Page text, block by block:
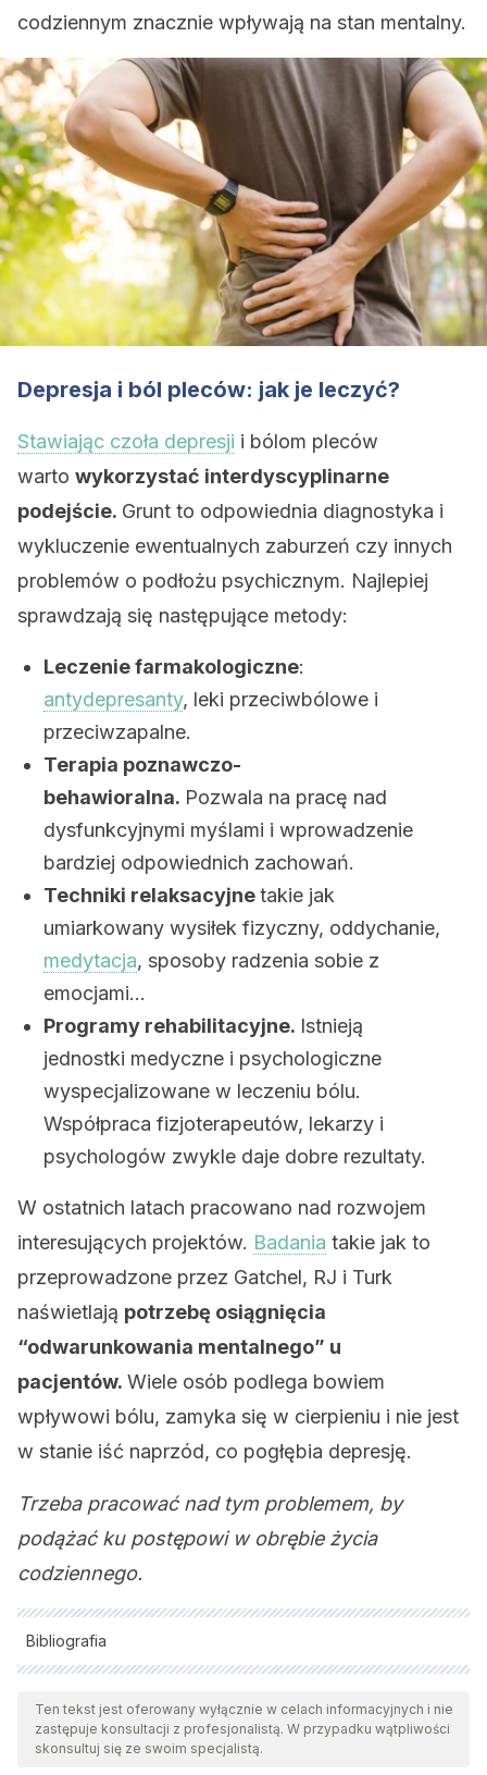
codziennym znacznie wpływają na stan mentalny.
Depresja i ból pleców: jak je leczyć?
Stawiając czoła depresji i bólom pleców
warto wykorzystać interdyscyplinarne
podejście. Grunt to odpowiednia diagnostyka i
wykluczenie ewentualnych zaburzeń czy innych
problemów o podłożu psychicznym. Najlepiej
sprawdzają się następujące metody:
Leczenie farmakologiczne:
antydepresanty, leki przeciwbólowe i
przeciwzapalne.
Terapia poznawczo-
behawioralna. Pozwala na pracę nad
dysfunkcyjnymi myślami i wprowadzenie
bardziej odpowiednich zachowań.
Techniki relaksacyjnetakie jak
umiarkowany wysiłek fizyczny, oddychanie,
medytacja, sposoby radzenia sobie z
emocjami…
Programy rehabilitacyjne. Istnieją
jednostki medyczne i psychologiczne
wyspecjalizowane w leczeniu bólu.
Współpraca fizjoterapeutów, lekarzy i
psychologów zwykle daje dobre rezultaty.
W ostatnich latach pracowano nad rozwojem
interesujących projektów. Badania takie jak to
przeprowadzone przez Gatchel, RJ i Turk
naświetlają potrzebę osiągnięcia
“odwarunkowania mentalnego” u
pacjentów. Wiele osób podlega bowiem
wpływowi bólu, zamyka się w cierpieniu i nie jest
w stanie iść naprzód, co pogłębia depresję.
Trzeba pracować nad tym problemem, by
podążać ku postępowi w obrębie życia
codziennego.
Bibliografia
Wszystkie cytowane źródła zostały gruntownie
przeanalizowane przez nasz zespół w celu zapewnienia ich
jakości, wiarygodności, aktualności i ważności. Bibliografia
Ten tekst jest oferowany wyłącznie w celach informacyjnych i nie
zastępuje konsultacji z profesjonalistą. W przypadku wątpliwości
skonsultuj się ze swoim specjalistą.